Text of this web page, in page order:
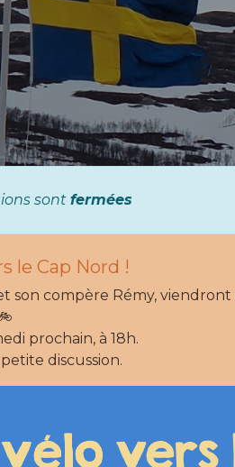
sont fermées
le Cap Nord !
son compère Rémy,
prochain, à 18h.
discussion.